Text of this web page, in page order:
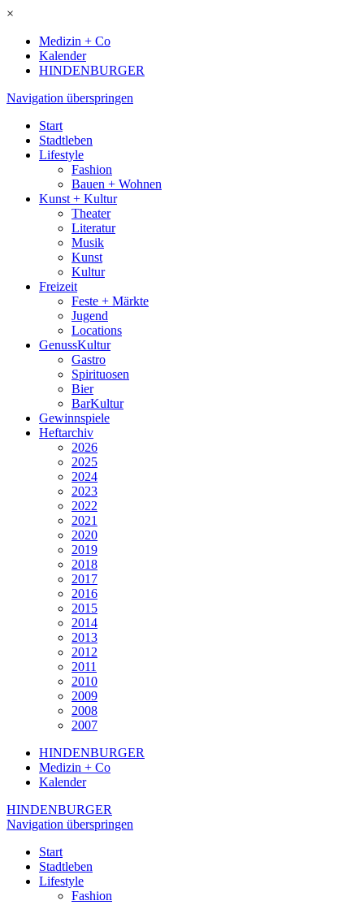
×
Medizin + Co
Kalender
HINDENBURGER
Navigation überspringen
Start
Stadtleben
Lifestyle
Fashion
Bauen + Wohnen
Kunst + Kultur
Theater
Literatur
Musik
Kunst
Kultur
Freizeit
Feste + Märkte
Jugend
Locations
GenussKultur
Gastro
Spirituosen
Bier
BarKultur
Gewinnspiele
Heftarchiv
2026
2025
2024
2023
2022
2021
2020
2019
2018
2017
2016
2015
2014
2013
2012
2011
2010
2009
2008
2007
HINDENBURGER
Medizin + Co
Kalender
HINDENBURGER
Navigation überspringen
Start
Stadtleben
Lifestyle
Fashion